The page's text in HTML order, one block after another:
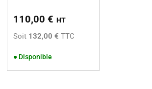
110,00€ HT
Soit 132,00 € TTC
● Disponible